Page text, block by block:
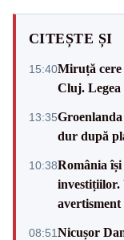
CITEȘTE ȘI
15:40Miruță cere
Cluj.
13:35
dur după
10:38România
investițiilor.
08:51Nicușor